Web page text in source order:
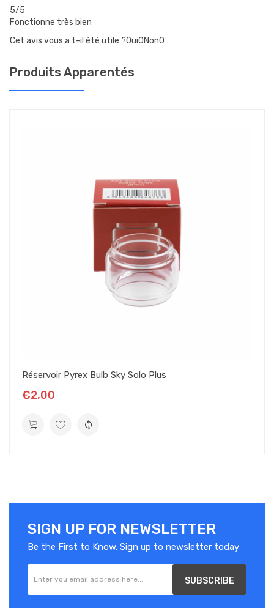
tirage pour le restreindre, en faisant simplement tourner la
cartouche.
MOTI X MINI : L’EFFET WOW
1x Mod X Moti
1x Cartouche X Moti
1x câble USB-C
1x manuel d’utilisation
5/5
Fonctionne très bien
Cet avis vous a t-il été utile ?Oui0Non0
Produits Apparentés
Réservoir Pyrex Bulb Sky Solo Plus
€2,00
SIGN UP FOR NEWSLETTER
Be the First to Know. Sign up to newsletter today
SUBSCRIBE